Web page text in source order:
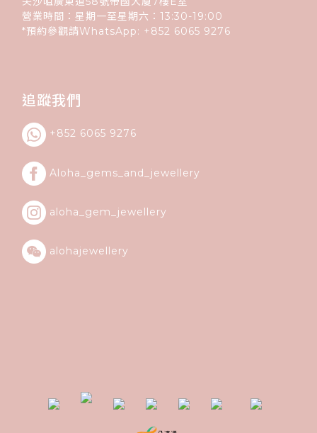
營業時間：星期一至星期六：13:30-19:00
*預約參觀請WhatsApp: +852 6065 9276
追蹤我們
+852 6065 9276
Aloha_gems_and_ jewellery
aloha_gem_jewellery
alohajewellery